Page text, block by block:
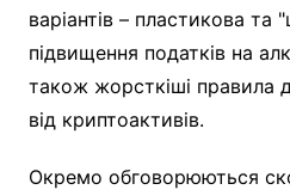
варіантів – пластикова та
підвищення податків на
також жорсткіші правила
від криптоактивів.
Окремо обговорюються